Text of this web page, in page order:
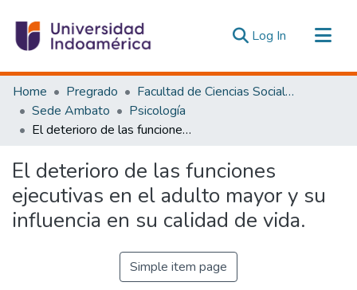
Log In (current)
Communities & Collections
All of DSpace
Statistics
Home Pregrado
Facultad de Ciencias Sociales y Humanas
Sede Ambato
Psicología
El deterioro de las funciones ejecutivas en el adulto mayor y su influencia en su calidad de vida.
El deterioro de las funciones
ejecutivas en el adulto mayor y su
influencia en su calidad de vida.
Simple item page